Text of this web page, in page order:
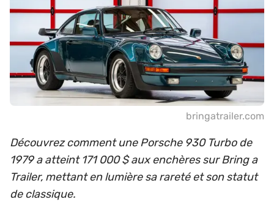
bringatrailer.com
Découvrez comment une Porsche 930 Turbo de
1979 a atteint 171 000 $ aux enchères sur Bring a
Trailer, mettant en lumière sa rareté et son statut
de classique.